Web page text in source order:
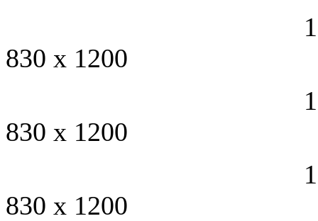
1000
830 х 1200
1315
830 х 1200
1500
830 х 1200